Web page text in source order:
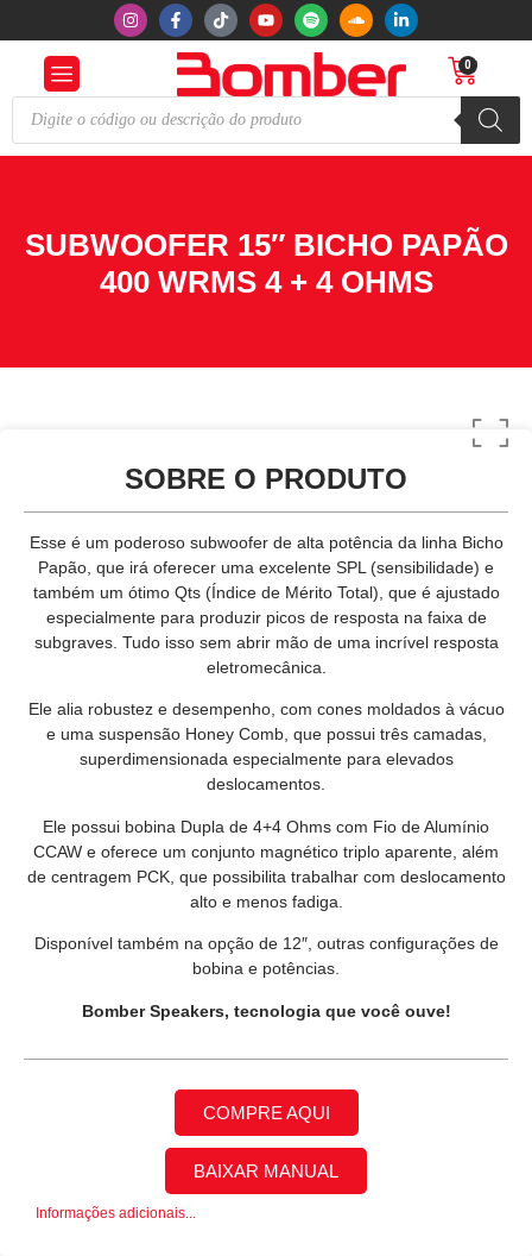
0
SUBWOOFER 15″ BICHO PAPÃO
400 WRMS 4 + 4 OHMS
SOBRE O PRODUTO
Esse é um poderoso subwoofer de alta potência da linha Bicho
Papão, que irá oferecer uma excelente SPL (sensibilidade) e
também um ótimo Qts (Índice de Mérito Total), que é ajustado
especialmente para produzir picos de resposta na faixa de
subgraves. Tudo isso sem abrir mão de uma incrível resposta
eletromecânica.
Ele alia robustez e desempenho, com cones moldados à vácuo
e uma suspensão Honey Comb, que possui três camadas,
superdimensionada especialmente para elevados
deslocamentos.
Ele possui bobina Dupla de 4+4 Ohms com Fio de Alumínio
CCAW e oferece um conjunto magnético triplo aparente, além
de centragem PCK, que possibilita trabalhar com deslocamento
alto e menos fadiga.
Disponível também na opção de 12″, outras configurações de
bobina e potências.
Bomber Speakers, tecnologia que você ouve!
COMPRE AQUI
BAIXAR MANUAL
Informações adicionais...